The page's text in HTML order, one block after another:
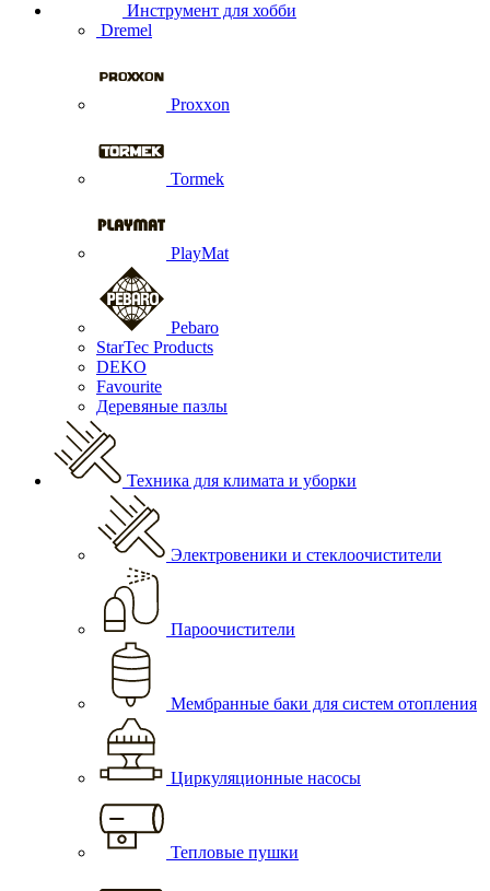
Инструмент для хобби
Dremel
Proxxon
Tormek
PlayMat
Pebaro
StarTec Products
DEKO
Favourite
Деревяные пазлы
Техника для климата и уборки
Электровеники и стеклоочистители
Пароочистители
Мембранные баки для систем отопления
Циркуляционные насосы
Тепловые пушки